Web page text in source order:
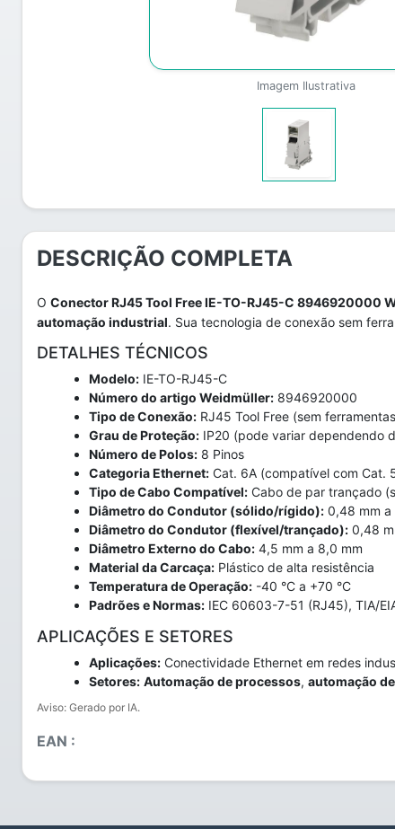
Imagem Ilustrativa
DESCRIÇÃO COMPLETA
O Conector RJ45 Tool Free IE-TO-RJ45-C 8946920000
automação industrial. Sua tecnologia de conexão sem
DETALHES TÉCNICOS
Modelo: IE-TO-RJ45-C
Número do artigo Weidmüller: 8946920000
Tipo de Conexão: RJ45 Tool Free (sem
Grau de Proteção: IP20 (pode variar dependendo
Número de Polos: 8 Pinos
Categoria Ethernet: Cat. 6A (compatível com Cat.
Tipo de Cabo Compatível: Cabo de par trançado
Diâmetro do Condutor (sólido/rígido): 0,48 mm a
Diâmetro do Condutor (flexível/trançado): 0,48
Diâmetro Externo do Cabo: 4,5 mm a 8,0 mm
Material da Carcaça: Plástico de alta resistência
Temperatura de Operação: -40 °C a +70 °C
Padrões e Normas: IEC 60603-7-51 (RJ45), TIA/
APLICAÇÕES E SETORES
Aplicações: Conectividade Ethernet em redes
Setores: Automação de processos, automação
Aviso: Gerado por IA.
EAN :